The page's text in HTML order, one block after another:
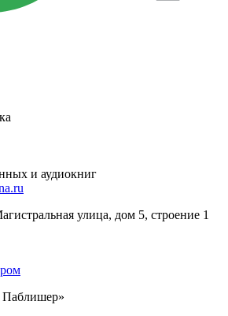
и аудиокниг
улица, дом 5, строение 1